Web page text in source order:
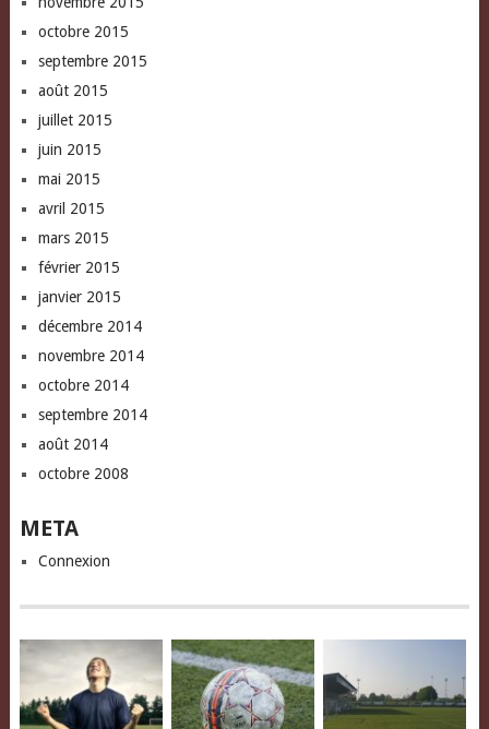
octobre 2015
septembre 2015
août 2015
juillet 2015
juin 2015
mai 2015
avril 2015
mars 2015
février 2015
janvier 2015
décembre 2014
novembre 2014
octobre 2014
septembre 2014
août 2014
octobre 2008
META
Connexion